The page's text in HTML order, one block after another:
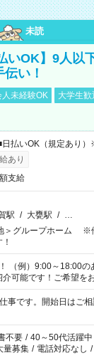
未読
いOK】9人以
い！
人未経験OK 大学生歓
払いOK（規定あり
あり
支給
駅 / 大甕駅 / …
＞グループホーム ※
（例）9:00～18:00の
介可能です！ご希望を
が必要な場合も遠慮
の勤務が必要です
事です。開始日はご
不要 / 40～50代活躍中
量募集 / 電話対応なし /